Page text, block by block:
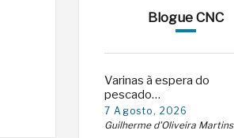
Blogue CNC
Varinas à espera do
pescado…
7 Agosto, 2026
Guilherme d'Oliveira Martins